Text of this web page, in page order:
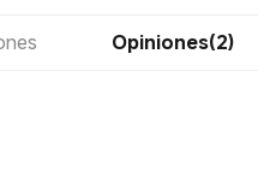
Opiniones(2)